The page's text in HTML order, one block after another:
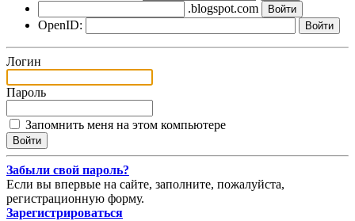
.blogspot.com
OpenID:
Логин
Пароль
Запомнить меня на этом компьютере
Забыли свой пароль?
Если вы впервые на сайте, заполните, пожалуйста,
регистрационную форму.
Зарегистрироваться